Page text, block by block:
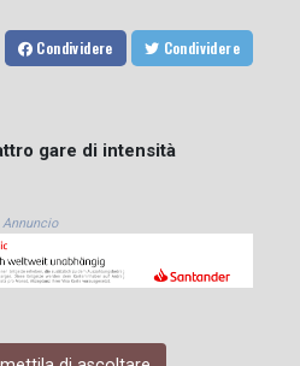
Condividere Condividere
gare di intensità
Annuncio